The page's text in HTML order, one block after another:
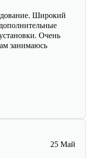
Широкий
Очень
занимаюсь
25 Май